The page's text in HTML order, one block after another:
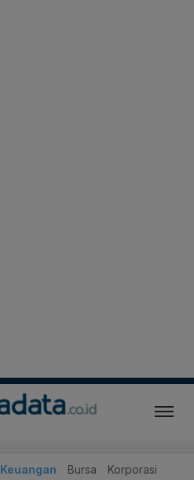
Keuangan Bursa Korporasi